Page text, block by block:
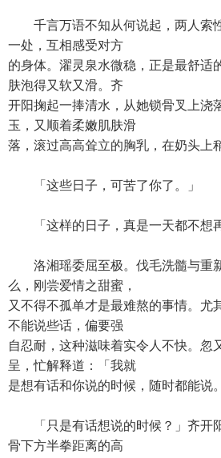
千言万语不知从何说起，两人索
一处，互相感受对方
的身体。濯灵泉水微稳，正是最舒适
肤泡得又软又滑。齐
开阳掬起一捧清水，从她锁骨叉上浇
玉，又顺着柔嫩肌肤滑
落，滚过高高耸立的胸乳，在奶头上
「这些日子，可苦了你了。」
「这样的日子，真是一天都不想再
洛湘瑶委屈至极。伐毛洗髓与重
么，刚尝爱情之甜蜜，
又不得不孤单才是最难熬的事情。尤
不能说些话，偏要强
自忍耐，这种滋味着实令人不快。忽
呈，忙解释道：「我就
是想有话和你说的时候，随时都能说
「只是有话想说的时候？」齐开
骨下方半拳距离的高